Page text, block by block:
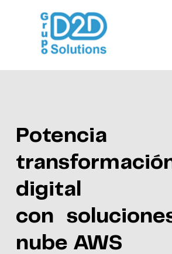
digital
con
nube AWS